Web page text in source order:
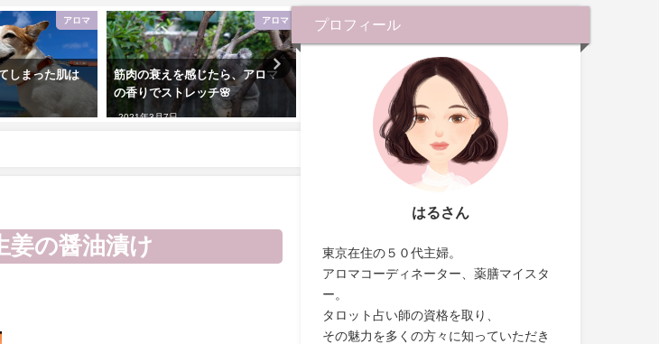
アロマ
しまった肌は
アロマ
筋肉の衰えを感じたら、アロマ
の香りでストレッチ🌸
2021年3月7日
家庭的で優しい人に贈りたい
バニラクリーム
2020年10月21日
姜の醤油漬け
プロフィール
はるさん
東京在住の５０代主婦。
アロマコーディネーター、薬膳マイスタ
ー。
タロット占い師の資格を取り、
その魅力を多くの方々に知っていただき